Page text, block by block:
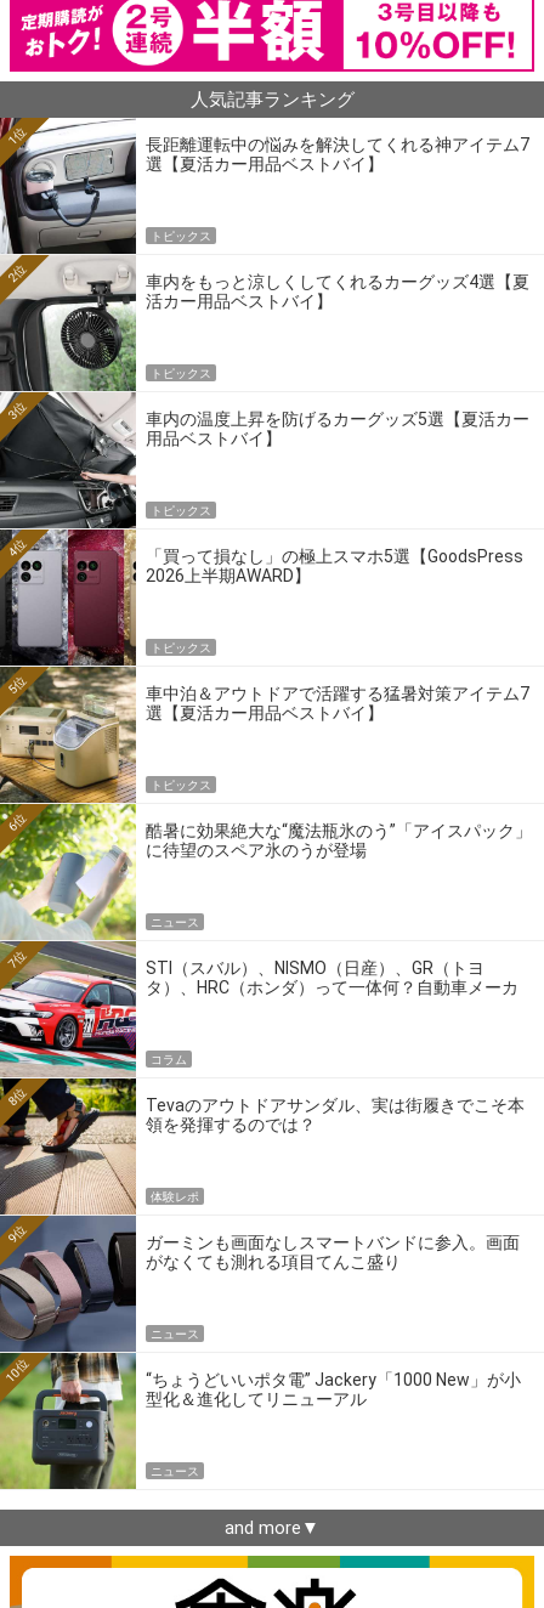
人気記事ランキング
長距離運転中の悩みを解決してくれる神アイテム7
選【夏活カー用品ベストバイ】
1位
トピックス
車内をもっと涼しくしてくれるカーグッズ4選【夏
活カー用品ベストバイ】
2位
トピックス
車内の温度上昇を防げるカーグッズ5選【夏活カー
用品ベストバイ】
3位
トピックス
「買って損なし」の極上スマホ5選【GoodsPress
2026上半期AWARD】
4位
トピックス
車中泊＆アウトドアで活躍する猛暑対策アイテム7
選【夏活カー用品ベストバイ】
5位
トピックス
酷暑に効果絶大な“魔法瓶氷のう”「アイスパック」
に待望のスペア氷のうが登場
6位
ニュース
STI（スバル）、NISMO（日産）、GR（トヨ
タ）、HRC（ホンダ）って一体何？自動車メーカ
7位
コラム
Tevaのアウトドアサンダル、実は街履きでこそ本
領を発揮するのでは？
8位
体験レポ
ガーミンも画面なしスマートバンドに参入。画面
がなくても測れる項目てんこ盛り
9位
ニュース
“ちょうどいいポタ電” Jackery「1000 New」が小
型化＆進化してリニューアル
10位
ニュース
and more▼